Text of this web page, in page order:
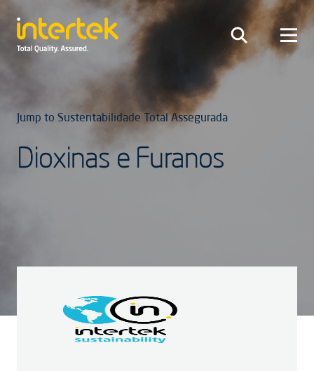
Jump to Sustentabilidade Total Assegurada
Dioxinas e Furanos